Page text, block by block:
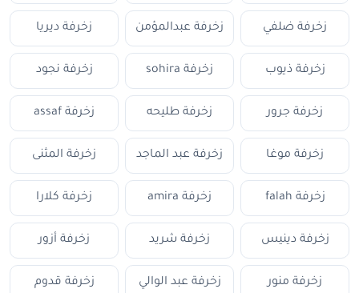
زخرفة ضلفي زخرفة عبدالمؤمن زخرفة ديريا
زخرفة ذيوب زخرفة sohira زخرفة نجود
زخرفة جرور زخرفة طليحه زخرفة assaf
زخرفة موغا زخرفة عبد الماجد زخرفة المثنى
زخرفة falah زخرفة amira زخرفة كلارا
زخرفة دينيس زخرفة شريد زخرفة أزور
زخرفة منور زخرفة عبد الوالي زخرفة قدوم